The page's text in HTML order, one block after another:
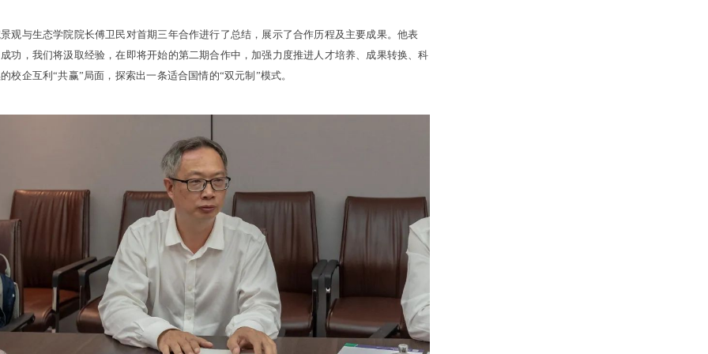
观与生态学院院长傅卫民对首期三年合作进行了总结，展示了合作历程及主要成果。他表
功，我们将汲取经验，在即将开始的第二期合作中，加强力度推进人才培养、成果转换、科
校企互利“共赢”局面，探索出一条适合国情的“双元制”模式。